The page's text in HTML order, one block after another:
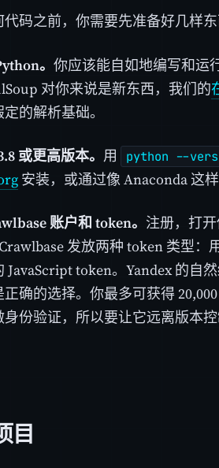
码之前，你需要先准备好几样东
。 你应该能自如地编写和运
对你来说是新东西，我们的
的解析基础。
或更高版本。 用 python --
安装，或通过像 Anaconda 这
账户和 token。 注册，打
发放两种 token 类型
JavaScript token。Yandex 的自
确的选择。你最多可获得
份验证，所以要让它远离版本控
目